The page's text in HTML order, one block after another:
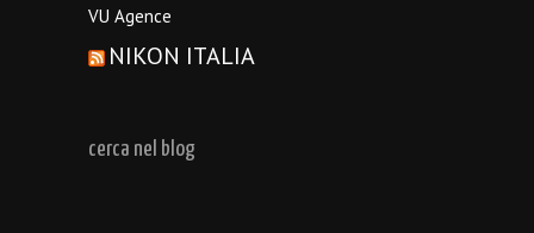
VU Agence
NIKON ITALIA
cerca nel blog